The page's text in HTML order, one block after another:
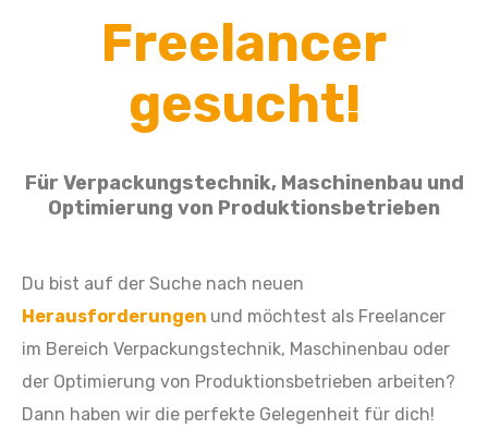
Freelancer
gesucht!
Für Verpackungstechnik, Maschinenbau und
Optimierung von Produktionsbetrieben
Du bist auf der Suche nach neuen
Herausforderungen und möchtest als Freelancer
im Bereich Verpackungstechnik, Maschinenbau oder
der Optimierung von Produktionsbetrieben arbeiten?
Dann haben wir die perfekte Gelegenheit für dich!